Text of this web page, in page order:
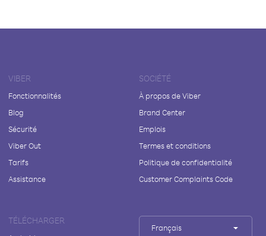
VIBER
Fonctionnalités
Blog
Sécurité
Viber Out
Tarifs
Assistance
SOCIÉTÉ
À propos de Viber
Brand Center
Emplois
Termes et conditions
Politique de confidentialité
Customer Complaints Code
TÉLÉCHARGER
Français